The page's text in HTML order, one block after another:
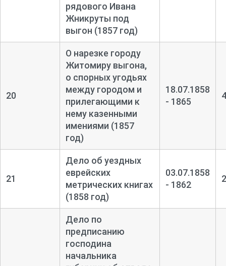
рядового Ивана
Жникруты под
выгон (1857 год)
20
О нарезке городу
Житомиру выгона,
о спорных угодьях
между городом и
прилегающими к
нему казенными
имениями (1857
год)
18.07.1858
- 1865
21
Дело об уездных
еврейских
метрических книгах
(1858 год)
03.07.1858
- 1862
Дело по
предписанию
господина
начальника